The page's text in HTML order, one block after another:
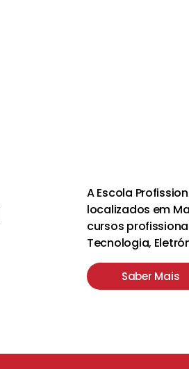
A Escola
localizados em
cursos
Tecnologia,
Saber Mais